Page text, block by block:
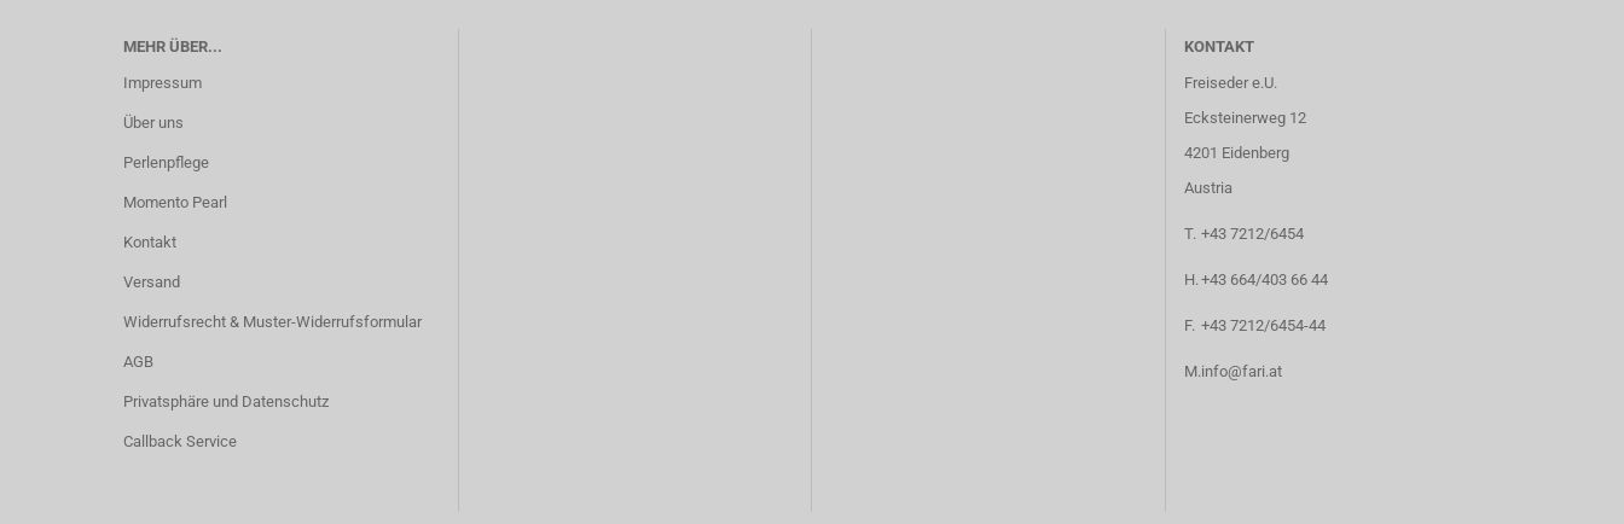
MEHR ÜBER...
Impressum
Über uns
Perlenpflege
Momento Pearl
Kontakt
Versand
Widerrufsrecht & Muster-Widerrufsformular
AGB
Privatsphäre und Datenschutz
Callback Service
KONTAKT
Freiseder e.U.
Ecksteinerweg 12
4201 Eidenberg
Austria
T. +43 7212/6454
H.+43 664/403 66 44
F. +43 7212/6454-44
M.info@fari.at